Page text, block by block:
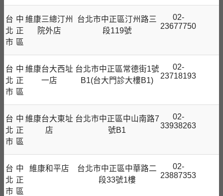
台
北
市
中
正
區
維康三總汀州
院外店
台北市中正區汀州路三
段119號
02-
23677750
台
北
市
中
正
區
維康台大西址
一店
台北市中正區常德街1號
B1(台大門診大樓B1)
02-
23718193
台
北
市
中
正
區
維康台大東址
店
台北市中正區中山南路7
號B1
02-
33938263
台
北
市
中
正
區
維康和平店
台北市中正區中華路二
段33號1樓
02-
23887353